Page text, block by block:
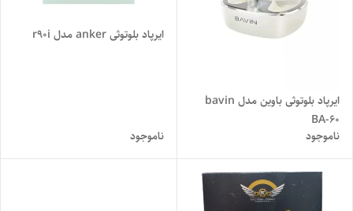
ایرپاد بلوتوثی باوین مدل bavin
BA-60
ناموجود
ایرپاد بلوتوثی anker مدل r90i
ناموجود